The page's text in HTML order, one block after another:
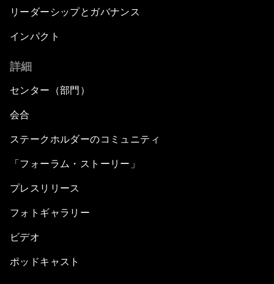
リーダーシップとガバナンス
インパクト
詳細
センター（部門）
会合
ステークホルダーのコミュニティ
「フォーラム・ストーリー」
プレスリリース
フォトギャラリー
ビデオ
ポッドキャスト